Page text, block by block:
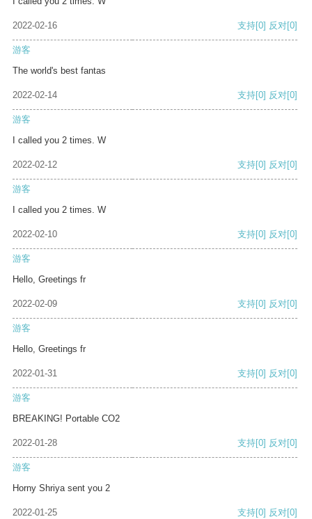
2022-02-16 支持[0] 反对[0]
游客
The world's best fantas
2022-02-14 支持[0] 反对[0]
游客
I called you 2 times. W
2022-02-12 支持[0] 反对[0]
游客
I called you 2 times. W
2022-02-10 支持[0] 反对[0]
游客
Hello, Greetings fr
2022-02-09 支持[0] 反对[0]
游客
Hello, Greetings fr
2022-01-31 支持[0] 反对[0]
游客
BREAKING! Portable CO2
2022-01-28 支持[0] 反对[0]
游客
Horny Shriya sent you 2
2022-01-25 支持[0] 反对[0]